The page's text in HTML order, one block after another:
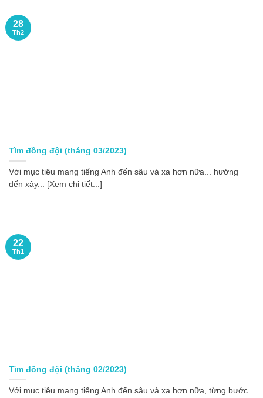
Tìm đồng đội (tháng 03/2023)
Với mục tiêu mang tiếng Anh đến sâu và xa hơn nữa... hướng
đến xây... [Xem chi tiết...]
28
Th2
Tìm đồng đội (tháng 02/2023)
Với mục tiêu mang tiếng Anh đến sâu và xa hơn nữa, từng bước
22
Th1